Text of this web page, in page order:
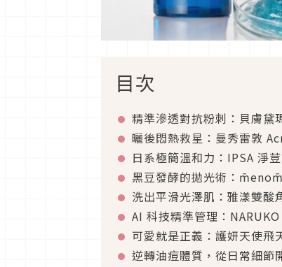
目次
精準滲透對抗粉刺：貝膚黛
曬後悶熱救星：曼秀雷敦
日系極簡溫和力：IPSA 淨
黑豆發酵的拋光術：
洗出平滑光澤肌：雅漾雙酸
AI 科技精準管理：
可愛就是正義：護妍天使飛
逆轉油痘體質，從日常細節